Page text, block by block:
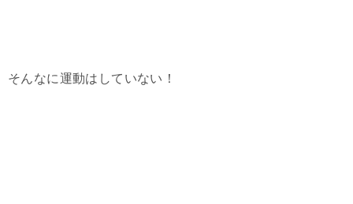
そんなに運動はしていない！